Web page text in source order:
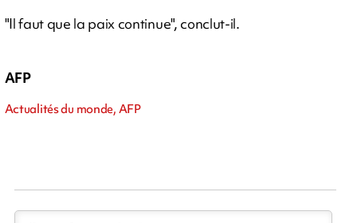
"Il faut que la paix continue", conclut-il.
AFP
Actualités du monde, AFP